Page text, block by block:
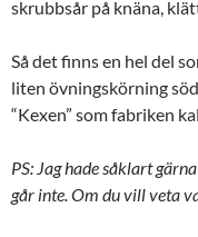
skrubbsår på knäna,
Så det finns en hel del
liten övningskörning
“Kexen” som fabriken
PS: Jag hade såklart
går inte. Om du vill veta